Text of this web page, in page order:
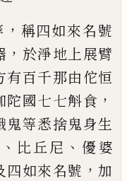
， 稱四如來名號
， 於淨地上展臂
有百千那由佗恒
陀國七七斛食 ，
鬼等悉捨鬼身生
、 比丘尼 、 優婆
四如來名號 ， 加